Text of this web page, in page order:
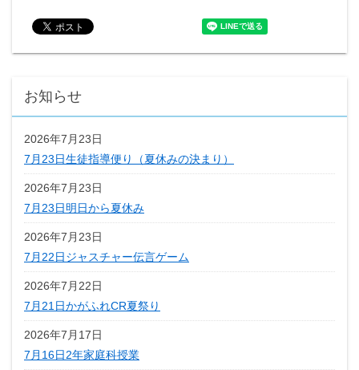
お知らせ
2026年7月23日
7月23日生徒指導便り（夏休みの決まり）
2026年7月23日
7月23日明日から夏休み
2026年7月23日
7月22日ジャスチャー伝言ゲーム
2026年7月22日
7月21日かがふれCR夏祭り
2026年7月17日
7月16日2年家庭科授業